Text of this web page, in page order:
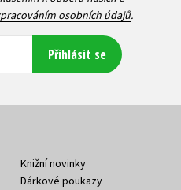
osobních údajů.
Přihlásit se
Knižní novinky
Dárkové poukazy